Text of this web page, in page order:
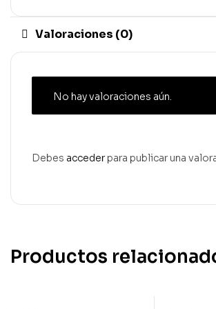
Valoraciones (0)
No hay valoraciones aún.
Debes acceder para publicar una
Productos